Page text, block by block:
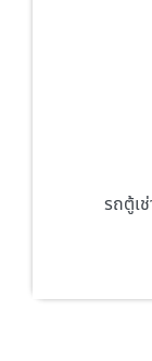
รถตู้เ